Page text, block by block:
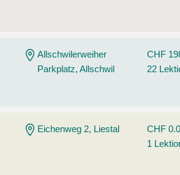
Allschwilerweiher
Parkplatz, Allschwil
CHF
22
Eichenweg 2, Liestal
CHF
1